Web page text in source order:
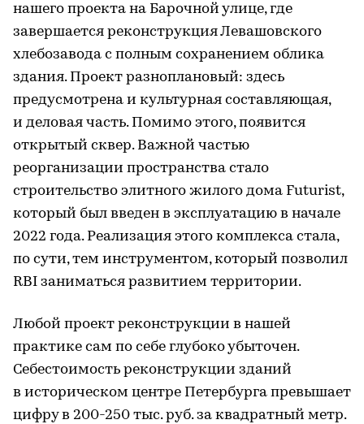
нашего проекта на Барочной улице, где
завершается реконструкция Левашовского
хлебозавода с полным сохранением облика
здания. Проект разноплановый: здесь
предусмотрена и культурная составляющая,
и деловая часть. Помимо этого, появится
открытый сквер. Важной частью
реорганизации пространства стало
строительство элитного жилого дома Futurist,
который был введен в эксплуатацию в начале
2022 года. Реализация этого комплекса стала,
по сути, тем инструментом, который позволил
RBI заниматься развитием территории.
Любой проект реконструкции в нашей
практике сам по себе глубоко убыточен.
Себестоимость реконструкции зданий
в историческом центре Петербурга превышает
цифру в 200-250 тыс. руб. за квадратный метр.